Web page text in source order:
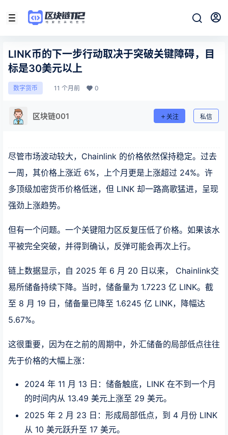
LINK币的下一步行动取决于突破关键障碍，目
标是30美元以上
数字货币 11 个月前 0
区块链001 关注 私信
尽管市场波动较大，Chainlink 的价格依然保持稳定。过去
一周，其价格上涨近 6%，上个月更是上涨超过 24%。许
多顶级加密货币价格低迷，但 LINK 却一路高歌猛进，呈现
强劲上涨趋势。
但有一个问题。一个关键阻力区反复压低了价格。如果该水
平被完全突破，并得到确认，反弹可能会再次上行。
链上数据显示，自 2025 年 6 月 20 日以来， Chainlink交
易所储备持续下降。当时，储备量为 1.7223 亿 LINK。截
至 8 月 19 日，储备量已降至 1.6245 亿 LINK，降幅达
5.67%。
这很重要，因为在之前的周期中，外汇储备的局部低点往往
先于价格的大幅上涨：
2024 年 11 月 13 日：储备触底，LINK 在不到一个月
的时间内从 13.49 美元上涨至 29 美元。
2025 年 2 月 23 日：形成局部低点，到 4 月份 LINK
从 10 美元跃升至 17 美元。